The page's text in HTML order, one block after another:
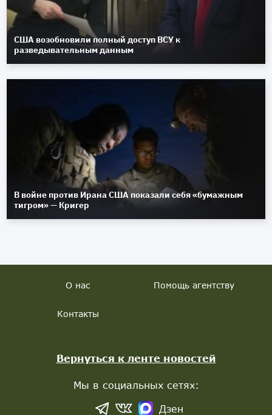
США возобновили полный доступ ВСУ к
разведывательным данным
В войне против Ирана США показали себя «бумажным
тигром» — Кригер
О нас Помощь агентству
Контакты
Вернуться к ленте новостей
Мы в социальных сетях:
Дзен